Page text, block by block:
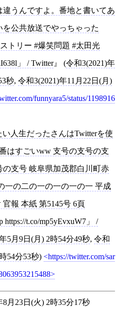
うんですよ。番地と書いてあ
公共放送でやっちゃった
トリー #爆笑問題 #太田光
」 / Twitter (令和3(2021)年
秒, 令和3(2021)年11月22日(月)
funnyara5/status/1198916
人生だったさんはTwitterを使
はすごいww 支号の支号の支
支号 岐阜県加茂郡白川町赤
一の二の一の一の一の一 平成
官報 本紙 第5145号 6頁
https://t.co/mp5yEvxuW7」 /
5月9日(月) 2時54分49秒, 令和
54分53秒) https://twitter.com/sar
8月23日(火) 2時35分17秒